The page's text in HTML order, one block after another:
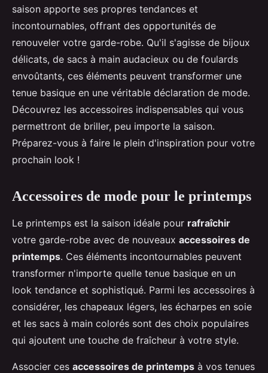
saison apporte ses propres tendances et
incontournables, offrant des opportunités de
renouveler votre garde-robe. Qu'il s'agisse de bijoux
délicats, de sacs à main audacieux ou de foulards
envoûtants, ces éléments peuvent transformer une
tenue basique en une véritable déclaration de mode.
Découvrez les accessoires indispensables qui vous
permettront de briller, peu importe la saison.
Préparez-vous à faire le plein d'inspiration pour votre
prochain look !
Accessoires de mode pour le printemps
Le printemps est la saison idéale pour rafraîchir
votre garde-robe avec de nouveaux accessoires de
printemps. Ces éléments incontournables peuvent
transformer n'importe quelle tenue basique en un
look tendance et sophistiqué. Parmi les accessoires à
considérer, les chapeaux légers, les écharpes en soie
et les sacs à main colorés sont des choix populaires
qui ajoutent une touche de fraîcheur à votre style.
Associer ces accessoires de printemps à vos tenues